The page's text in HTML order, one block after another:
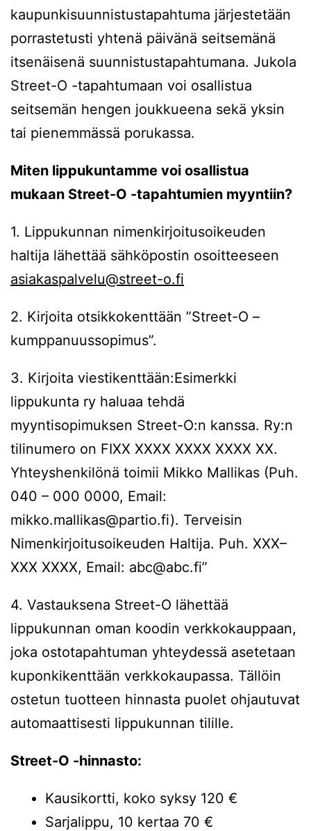
kaupunkisuunnistustapahtuma järjestetään
porrastetusti yhtenä päivänä seitsemänä
itsenäisenä suunnistustapahtumana. Jukola
Street-O -tapahtumaan voi osallistua
seitsemän hengen joukkueena sekä yksin
tai pienemmässä porukassa.
Miten lippukuntamme voi osallistua
mukaan Street-O -tapahtumien myyntiin?
1. Lippukunnan nimenkirjoitusoikeuden
haltija lähettää sähköpostin osoitteeseen
asiakaspalvelu@street-o.fi
2. Kirjoita otsikkokenttään ”Street-O –
kumppanuussopimus”.
3. Kirjoita viestikenttään:Esimerkki
lippukunta ry haluaa tehdä
myyntisopimuksen Street-O:n kanssa. Ry:n
tilinumero on FIXX XXXX XXXX XXXX XX.
Yhteyshenkilönä toimii Mikko Mallikas (Puh.
040 – 000 0000, Email:
mikko.mallikas@partio.fi). Terveisin
Nimenkirjoitusoikeuden Haltija. Puh. XXX–
XXX XXXX, Email: abc@abc.fi”
4. Vastauksena Street-O lähettää
lippukunnan oman koodin verkkokauppaan,
joka ostotapahtuman yhteydessä asetetaan
kuponkikenttään verkkokaupassa. Tällöin
ostetun tuotteen hinnasta puolet ohjautuvat
automaattisesti lippukunnan tilille.
Street-O -hinnasto:
Kausikortti, koko syksy 120 €
Sarjalippu, 10 kertaa 70 €